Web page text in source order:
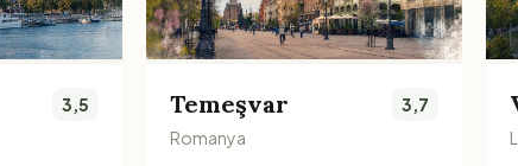
3,5 Temeşvar
Romanya
3,7